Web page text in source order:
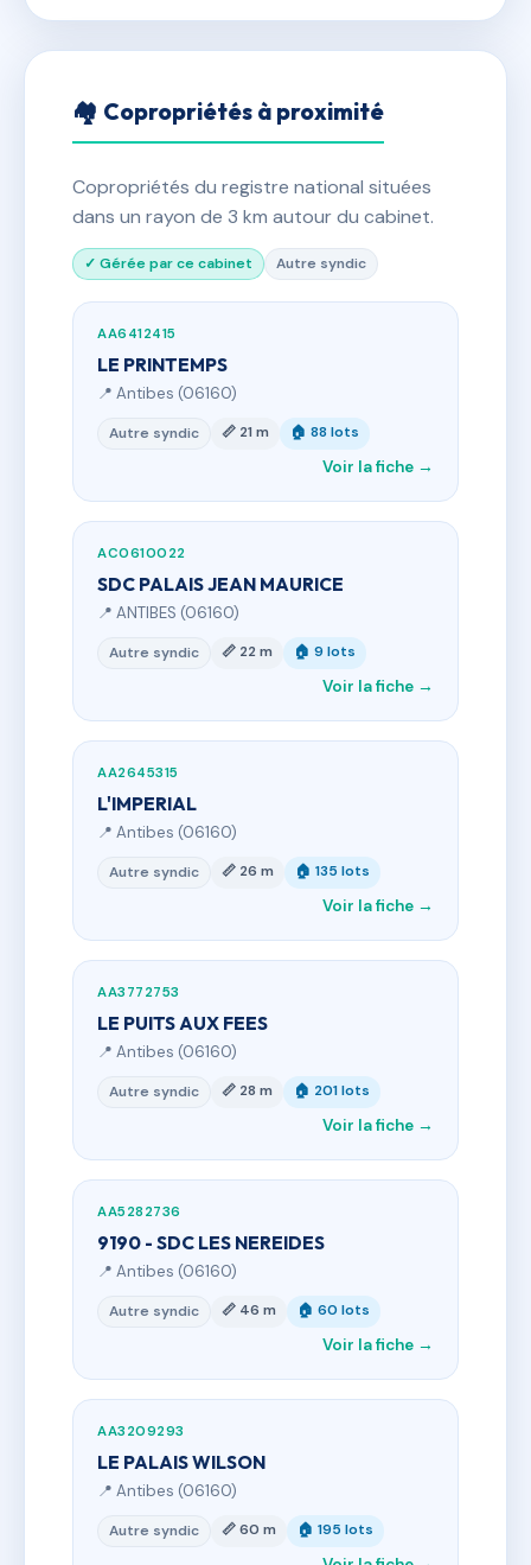
🏘 Copropriétés à proximité
Copropriétés du registre national situées
dans un rayon de 3 km autour du cabinet.
✓ Gérée par ce cabinet Autre syndic
AA6412415
LE PRINTEMPS
📍 Antibes (06160)
Autre syndic 📏 21 m 🏠 88 lots
Voir la fiche →
AC0610022
SDC PALAIS JEAN MAURICE
📍 ANTIBES (06160)
Autre syndic 📏 22 m 🏠 9 lots
Voir la fiche →
AA2645315
L'IMPERIAL
📍 Antibes (06160)
Autre syndic 📏 26 m 🏠 135 lots
Voir la fiche →
AA3772753
LE PUITS AUX FEES
📍 Antibes (06160)
Autre syndic 📏 28 m 🏠 201 lots
Voir la fiche →
AA5282736
9190 - SDC LES NEREIDES
📍 Antibes (06160)
Autre syndic 📏 46 m 🏠 60 lots
Voir la fiche →
AA3209293
LE PALAIS WILSON
📍 Antibes (06160)
Autre syndic 📏 60 m 🏠 195 lots